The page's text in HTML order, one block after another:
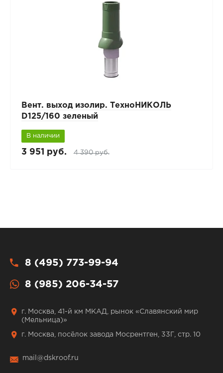
Вент. выход изолир. ТехноНИКОЛЬ
D125/160 зеленый
В наличии
3 951 руб. 4 390 руб.
8 (495) 773-99-94
8 (985) 206-34-57
г. Москва, 41-й км МКАД, рынок «Славянский мир
(Мельница)»
г. Москва, посёлок завода Мосрентген, 33Г, стр. 10
mail@dskroof.ru